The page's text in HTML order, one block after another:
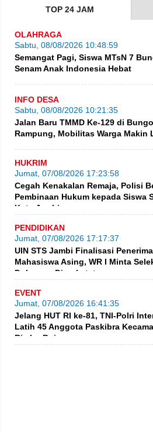
TOP 24 JAM
OLAHRAGA
Sabtu, 08/08/2026 10:48:59
Semangat Pagi, Siswa MTsN 7
Senam Anak Indonesia Hebat
INFO DESA
Sabtu, 08/08/2026 10:21:35
Jalan Baru TMMD Ke-129 di Bungo
Rampung, Mobilitas Warga Makin
HUKRIM
Jumat, 07/08/2026 17:23:58
Cegah Kenakalan Remaja, Polisi
Pembinaan Hukum kepada Siswa
Kota Jambi
PENDIDIKAN
Jumat, 07/08/2026 17:17:37
UIN STS Jambi Finalisasi
Mahasiswa Asing, WR I Minta
Dokumen Diperketat
EVENT
Jumat, 07/08/2026 16:41:35
Jelang HUT RI ke-81, TNI-Polri
Latih 45 Anggota Paskibra
Rimbo Bujang